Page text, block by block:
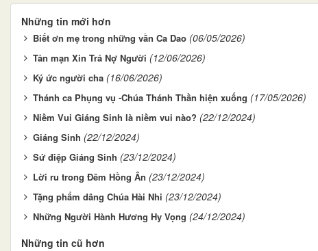
Những tin mới hơn
Biết ơn mẹ trong những vần Ca Dao (06/05/2026)
Tản mạn Xin Trả Nợ Người (12/06/2026)
Ký ức người cha (16/06/2026)
Thánh ca Phụng vụ -Chúa Thánh Thần hiện xuống (17/05/2026)
Niềm Vui Giáng Sinh là niềm vui nào? (22/12/2024)
Giáng Sinh (22/12/2024)
Sứ điệp Giáng Sinh (23/12/2024)
Lời ru trong Đêm Hồng Ân (23/12/2024)
Tặng phẩm dâng Chúa Hài Nhi (23/12/2024)
Những Người Hành Hương Hy Vọng (24/12/2024)
Những tin cũ hơn